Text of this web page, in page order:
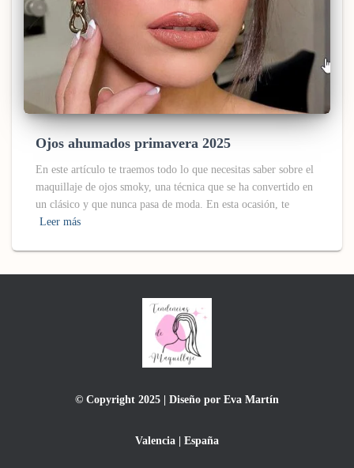
Ojos ahumados primavera 2025
En este artículo te traemos todo lo que necesitas saber sobre el
maquillaje de ojos smoky, una técnica que se ha convertido en
un clásico y que nunca pasa de moda. En esta ocasión, te
Leer más
© Copyright 2025 | Diseño por Eva Martín
Valencia | España